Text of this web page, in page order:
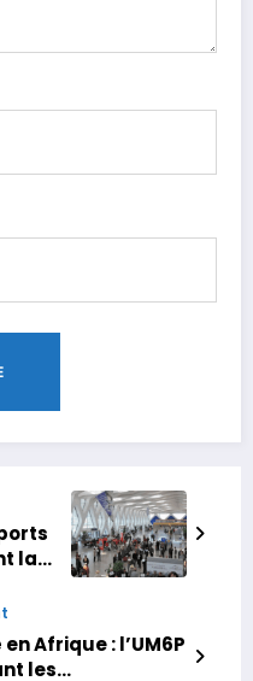
la
Afrique : l’UM6P
les